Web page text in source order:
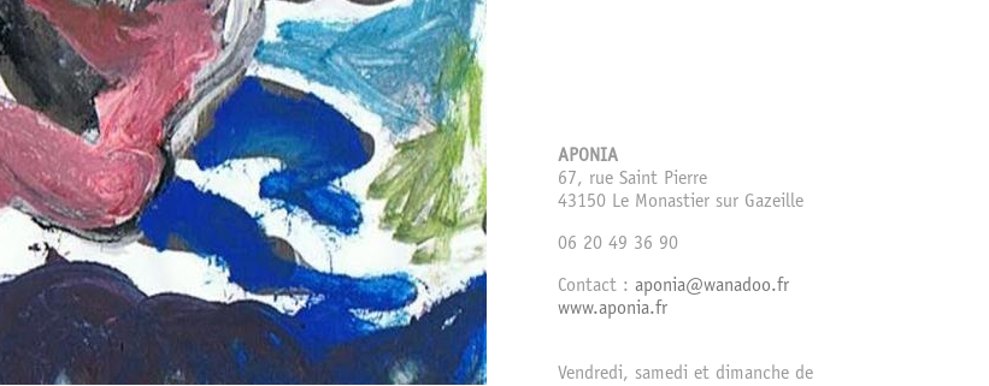
APONIA
67, rue Saint Pierre
43150 Le Monastier sur Gazeille
06 20 49 36 90
Contact : aponia@wanadoo.fr
www.aponia.fr
Vendredi, samedi et dimanche de